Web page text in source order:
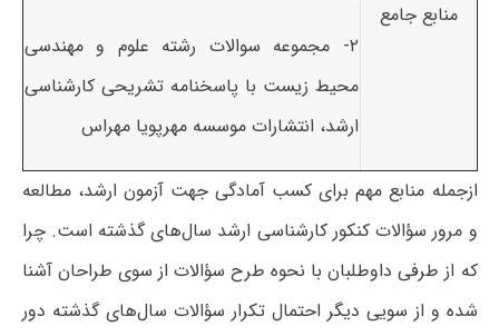
منابع جامع
۲- مجموعه سوالات رشته علوم و مهندسی
محیط زیست با پاسخنامه تشریحی کارشناسی
ارشد، انتشارات موسسه مهرپویا مهراس
ازجمله منابع مهم برای کسب آمادگی جهت آزمون ارشد، مطالعه
و مرور سؤالات کنکور کارشناسی ارشد سال‌های گذشته است. چرا
که از طرفی داوطلبان با نحوه طرح سؤالات از سوی طراحان آشنا
شده و از سویی دیگر احتمال تکرار سؤالات سال‌های گذشته دور